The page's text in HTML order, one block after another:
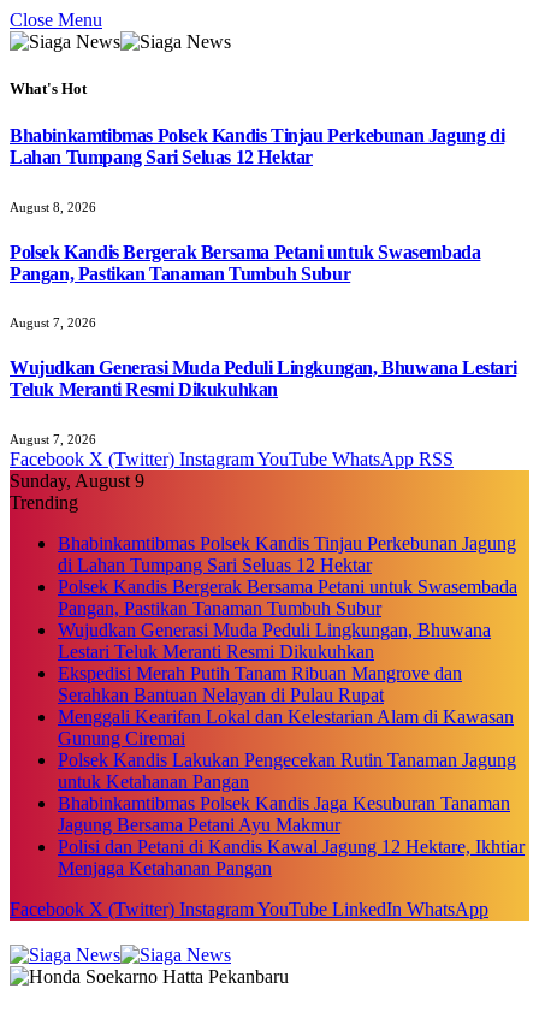
Close Menu
What's Hot
Bhabinkamtibmas Polsek Kandis Tinjau Perkebunan Jagung di
Lahan Tumpang Sari Seluas 12 Hektar
August 8, 2026
Polsek Kandis Bergerak Bersama Petani untuk Swasembada
Pangan, Pastikan Tanaman Tumbuh Subur
August 7, 2026
Wujudkan Generasi Muda Peduli Lingkungan, Bhuwana Lestari
Teluk Meranti Resmi Dikukuhkan
August 7, 2026
Facebook X (Twitter) InstagramYouTube WhatsApp RSS
Sunday, August 9
Trending
Bhabinkamtibmas Polsek Kandis Tinjau Perkebunan Jagung
di Lahan Tumpang Sari Seluas 12 Hektar
Polsek Kandis Bergerak Bersama Petani untuk Swasembada
Pangan, Pastikan Tanaman Tumbuh Subur
Wujudkan Generasi Muda Peduli Lingkungan, Bhuwana
Lestari Teluk Meranti Resmi Dikukuhkan
Ekspedisi Merah Putih Tanam Ribuan Mangrove dan
Serahkan Bantuan Nelayan di Pulau Rupat
Menggali Kearifan Lokal dan Kelestarian Alam di Kawasan
Gunung Ciremai
Polsek Kandis Lakukan Pengecekan Rutin Tanaman Jagung
untuk Ketahanan Pangan
Bhabinkamtibmas Polsek Kandis Jaga Kesuburan Tanaman
Jagung Bersama Petani Ayu Makmur
Polisi dan Petani di Kandis Kawal Jagung 12 Hektare, Ikhtiar
Menjaga Ketahanan Pangan
Facebook X (Twitter) InstagramYouTube LinkedIn WhatsApp